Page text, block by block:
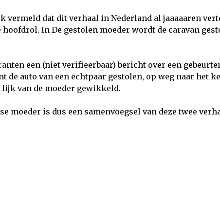
vermeld dat dit verhaal in Nederland al jaaaaaren
In De gestolen moeder wordt de caravan
een (niet verifieerbaar) bericht over een
de auto van een echtpaar gestolen, op weg naar het
van de moeder gewikkeld.
moeder is dus een samenvoegsel van deze twee